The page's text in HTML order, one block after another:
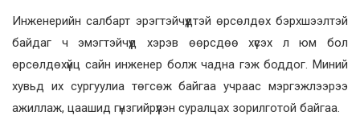
Инженерийн салбарт эрэгтэйчүүдтэй өрсөлдөх бэрхшээлтэй
байдаг ч эмэгтэйчүүд хэрэв өөрсдөө хүсэх л юм бол
өрсөлдөхүйц сайн инженер болж чадна гэж боддог. Миний
хувьд их сургуулиа төгсөж байгаа учраас мэргэжлээрээ
ажиллаж, цаашид гүнзгийрүүлэн суралцах зорилготой байгаа.